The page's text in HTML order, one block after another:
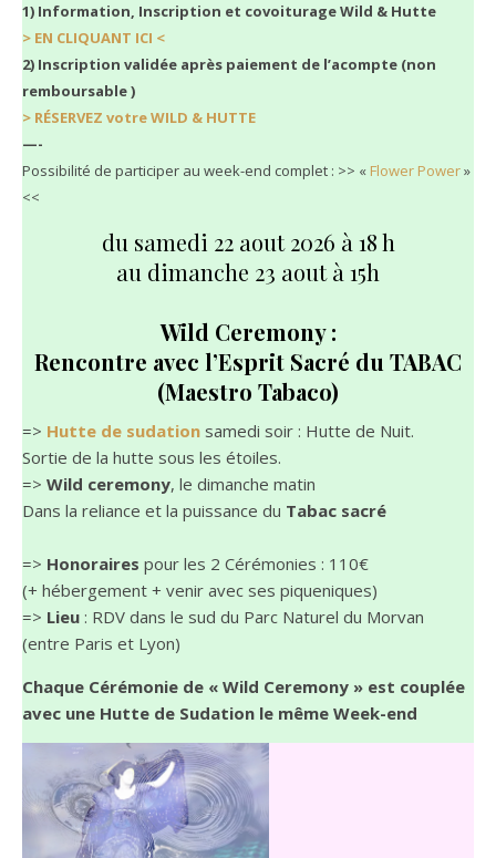
1) Information, Inscription et covoiturage Wild & Hutte
> EN CLIQUANT ICI <
2) Inscription validée après paiement de l’acompte (non
remboursable )
> RÉSERVEZ votre WILD & HUTTE
—-
Possibilité de participer au week-end complet : >> « Flower Power»
<<
du samedi 22 aout 2026 à 18 h
au dimanche 23 aout à 15h
Wild Ceremony :
Rencontre avec l’Esprit Sacré du TABAC
(Maestro Tabaco)
=> Hutte de sudation samedi soir : Hutte de Nuit.
Sortie de la hutte sous les étoiles.
=> Wild ceremony, le dimanche matin
Dans la reliance et la puissance du Tabac sacré
=> Honoraires pour les 2 Cérémonies : 110€
(+ hébergement + venir avec ses piqueniques)
=> Lieu : RDV dans le sud du Parc Naturel du Morvan
(entre Paris et Lyon)
Chaque Cérémonie de « Wild Ceremony » est couplée
avec une Hutte de Sudation le même Week-end